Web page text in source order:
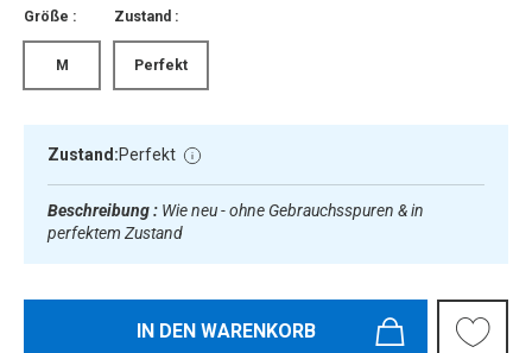
Größe :
M
Zustand :
Perfekt
Zustand:Perfekt
Beschreibung : Wie neu - ohne Gebrauchsspuren & in
perfektem Zustand
IN DEN WARENKORB